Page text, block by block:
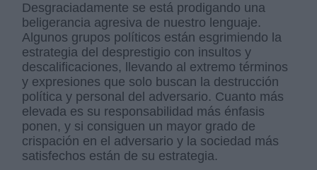
Desgraciadamente se está prodigando una
beligerancia agresiva de nuestro lenguaje.
Algunos grupos políticos están esgrimiendo la
estrategia del desprestigio con insultos y
descalificaciones, llevando al extremo términos
y expresiones que solo buscan la destrucción
política y personal del adversario. Cuanto más
elevada es su responsabilidad más énfasis
ponen, y si consiguen un mayor grado de
crispación en el adversario y la sociedad más
satisfechos están de su estrategia.